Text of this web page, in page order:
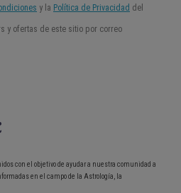
con el objetivo de ayudar a nuestra comunidad a
en el campo de la Astrología, la